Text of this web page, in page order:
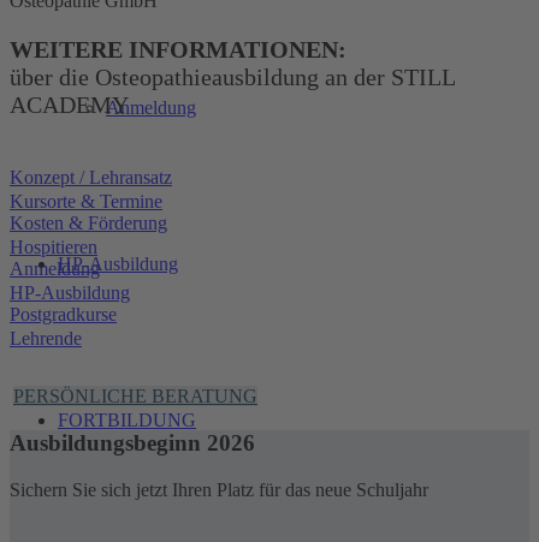
Anmeldung
HP-Ausbildung
FORTBILDUNG
WEITERE INFORMATIONEN:
über die Osteopathieausbildung an der STILL
ACADEMY
Konzept / Lehransatz
Kursorte & Termine
Kosten & Förderung
Hospitieren
Anmeldung
HP-Ausbildung
Postgradkurse
Lehrende
PERSÖNLICHE BERATUNG
Ausbildungsbeginn 2026
Sichern Sie sich jetzt Ihren Platz für das neue Schuljahr